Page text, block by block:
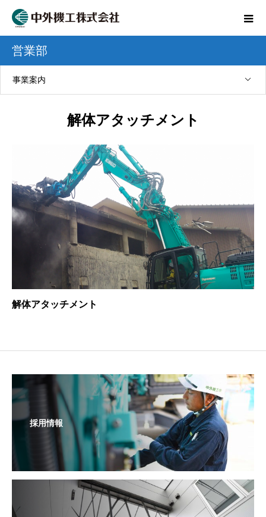
営業部
事業案内
解体アタッチメント
解体アタッチメント
採用情報